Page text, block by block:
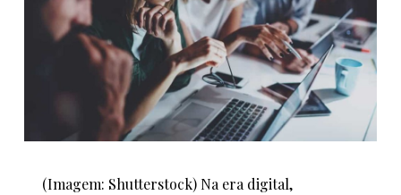
(Imagem: Shutterstock) Na era digital,